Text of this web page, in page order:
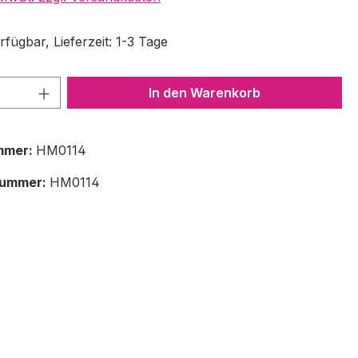
Lieferzeit: 1-3 Tage
Anzahl: Gib den gewünschten Wert
In den Warenkorb
HM0114
HM0114